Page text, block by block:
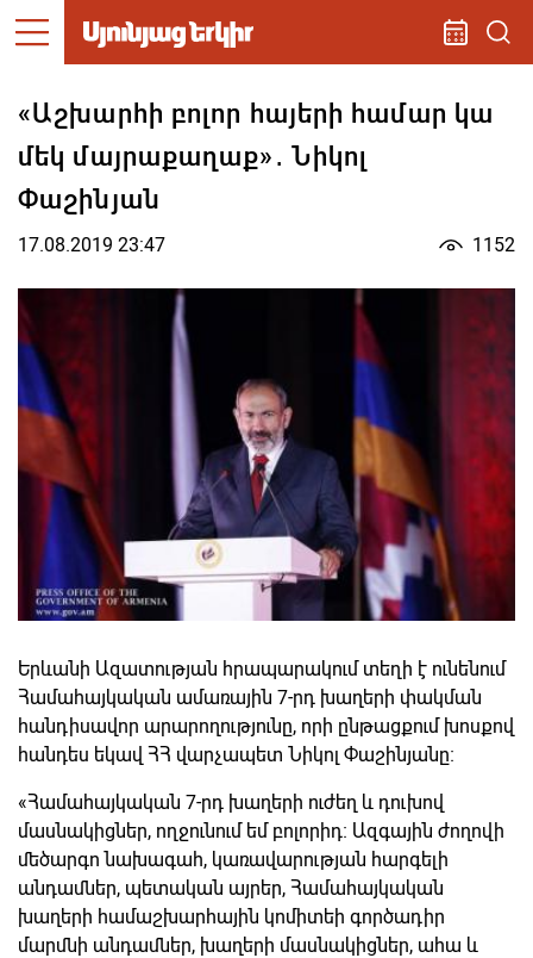
«Աշխարհի բոլոր հայերի համար կա
մեկ մայրաքաղաք»․ Նիկոլ
Փաշինյան
17.08.2019 23:47 1152
Երևանի Ազատության հրապարակում տեղի է ունենում
Համահայկական ամառային 7-րդ խաղերի փակման
հանդիսավոր արարողությունը, որի ընթացքում խոսքով
հանդես եկավ ՀՀ վարչապետ Նիկոլ Փաշինյանը։
«Համահայկական 7-րդ խաղերի ուժեղ և դուխով
մասնակիցներ, ողջունում եմ բոլորիդ։ Ազգային ժողովի
մեծարգո նախագահ, կառավարության հարգելի
անդամներ, պետական այրեր, Համահայկական
խաղերի համաշխարհային կոմիտեի գործադիր
մարմնի անդամներ, խաղերի մասնակիցներ, ահա և